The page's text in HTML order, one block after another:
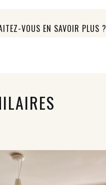
VOUS EN SAVOIR PLUS ?